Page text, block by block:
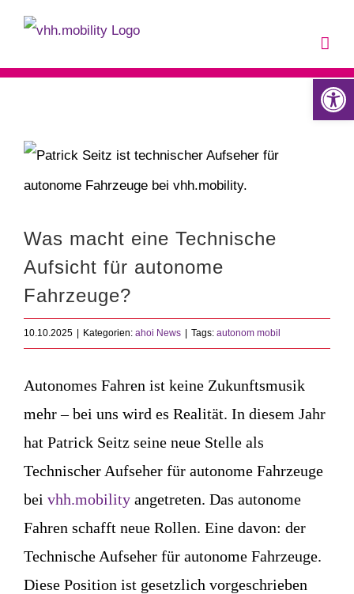
Zum
springen
Was macht eine Technische
Aufsicht für autonome
Fahrzeuge?
10.10.2025 Kategorien: ahoi News Tags: autonom mobil
Autonomes Fahren ist keine Zukunftsmusik
mehr – bei uns wird es Realität. In diesem Jahr
hat Patrick Seitz seine neue Stelle als
Technischer Aufseher für autonome Fahrzeuge
bei vhh.mobilityangetreten. Das autonome
Fahren schafft neue Rollen. Eine davon: der
Technische Aufseher für autonome Fahrzeuge.
Diese Position ist gesetzlich vorgeschrieben